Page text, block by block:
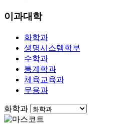
이과대학
화학과
생명시스템학부
수학과
통계학과
체육교육과
무용과
화학과